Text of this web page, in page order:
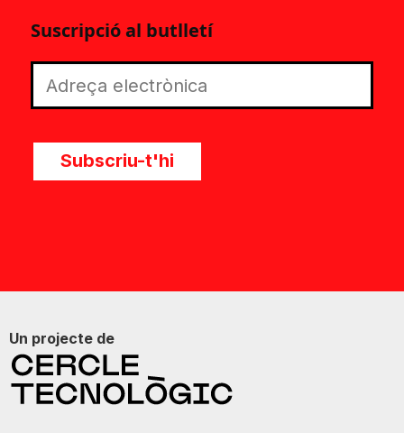
Suscripció al butlletí
Subscriu-t'hi
Un projecte de